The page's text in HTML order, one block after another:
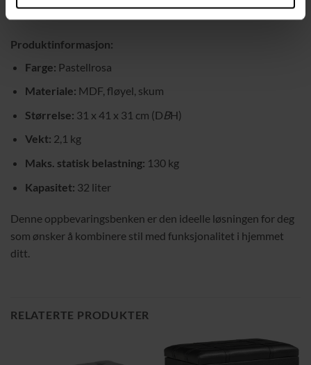
soverommet, gangen eller under et vindu.
Produktinformasjon:
Farge: Pastellrosa
Materiale: MDF, fløyel, skum
Størrelse: 31 x 41 x 31 cm (DBH)
Vekt: 2,1 kg
Maks. statisk belastning: 130 kg
Kapasitet: 32 liter
Denne oppbevaringsbenken er den ideelle løsningen for deg
som ønsker å kombinere stil med funksjonalitet i hjemmet
ditt.
RELATERTE PRODUKTER